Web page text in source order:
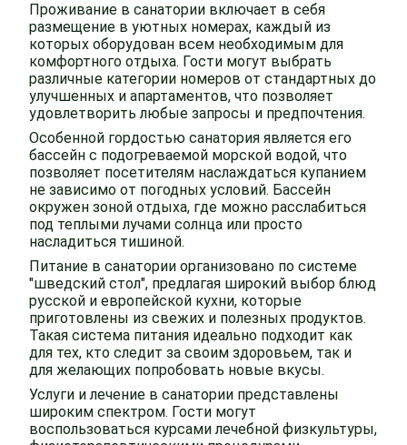
Проживание в санатории включает в себя
размещение в уютных номерах, каждый из
которых оборудован всем необходимым для
комфортного отдыха. Гости могут выбрать
различные категории номеров от стандартных до
улучшенных и апартаментов, что позволяет
удовлетворить любые запросы и предпочтения.
Особенной гордостью санатория является его
бассейн с подогреваемой морской водой, что
позволяет посетителям наслаждаться купанием
не зависимо от погодных условий. Бассейн
окружен зоной отдыха, где можно расслабиться
под теплыми лучами солнца или просто
насладиться тишиной.
Питание в санатории организовано по системе
"шведский стол", предлагая широкий выбор блюд
русской и европейской кухни, которые
приготовлены из свежих и полезных продуктов.
Такая система питания идеально подходит как
для тех, кто следит за своим здоровьем, так и
для желающих попробовать новые вкусы.
Услуги и лечение в санатории представлены
широким спектром. Гости могут
воспользоваться курсами лечебной физкультуры,